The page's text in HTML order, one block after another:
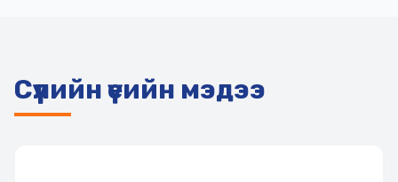
Сүүлийн үеийн мэдээ